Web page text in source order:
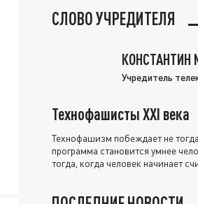
СЛОВО УЧРЕДИТЕЛЯ
КОНСТАНТИН
Учредитель
Технофашисты XXI века
Технофашизм побеждает не
программа становится умнее
тогда, когда человек начинает